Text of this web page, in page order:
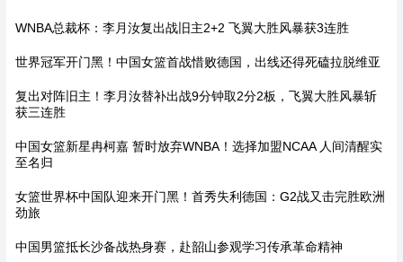
WNBA总裁杯：李月汝复出战旧主2+2 飞翼大胜风暴获3连胜
世界冠军开门黑！中国女篮首战惜败德国，出线还得死磕拉脱维亚
复出对阵旧主！李月汝替补出战9分钟取2分2板，飞翼大胜风暴斩
获三连胜
中国女篮新星冉柯嘉 暂时放弃WNBA！选择加盟NCAA 人间清醒实
至名归
女篮世界杯中国队迎来开门黑！首秀失利德国：G2战又击完胜欧洲
劲旅
中国男篮抵长沙备战热身赛，赴韶山参观学习传承革命精神